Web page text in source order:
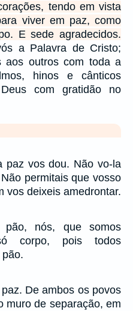
tendo em vista
viver em paz, como
E sede agradecidos.
a Palavra de Cristo;
aos outros com toda a
hinos e cânticos
com gratidão no
paz vos dou. Não vo-la
permitais que vosso
vos deixeis amedrontar.
nós, que somos
corpo, pois todos
De ambos os povos
muro de separação, em